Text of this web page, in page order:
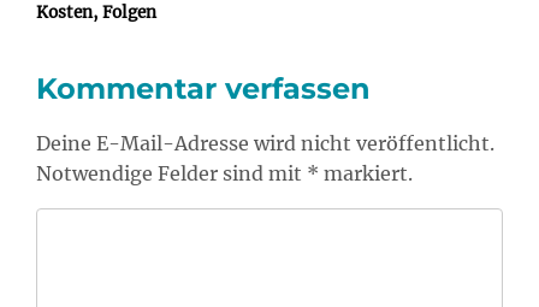
Kosten, Folgen
Kommentar verfassen
Deine E-Mail-Adresse wird nicht veröffentlicht.
Notwendige Felder sind mit * markiert.